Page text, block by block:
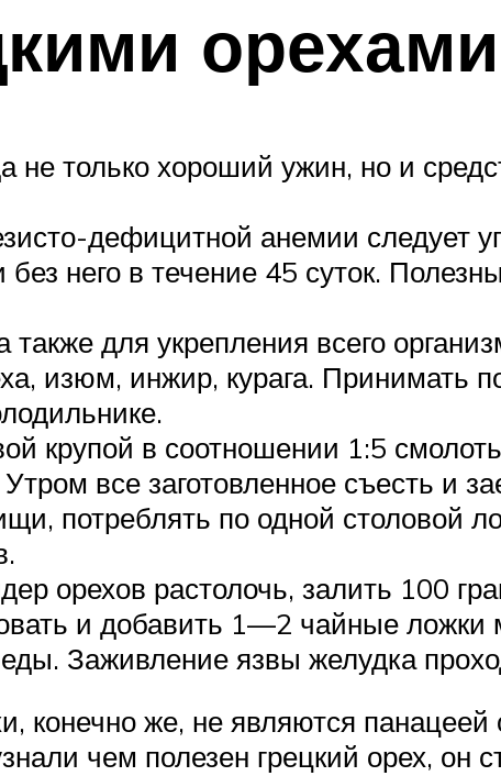
орехами
не только хороший ужин, но и
дефицитной анемии следует
него в течение 45 суток.
для укрепления всего
изюм, инжир, курага. Принимать
крупой в соотношении 1:5
все заготовленное съесть и
потреблять по одной столовой
орехов растолочь, залить 100
и добавить 1—2 чайные
Заживление язвы желудка
конечно же, не являются панацеей
чем полезен грецкий орех, он